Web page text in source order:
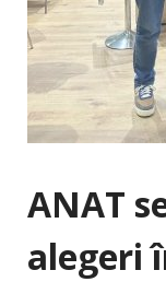
ANAT
alegeri